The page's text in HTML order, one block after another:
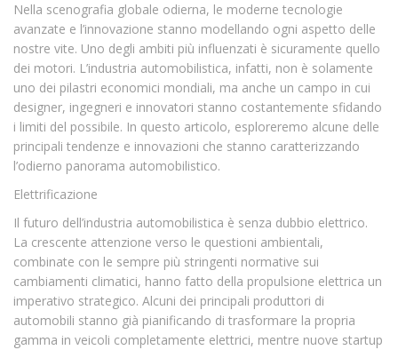
Nella scenografia globale odierna, le moderne tecnologie
avanzate e l’innovazione stanno modellando ogni aspetto delle
nostre vite. Uno degli ambiti più influenzati è sicuramente quello
dei motori. L’industria automobilistica, infatti, non è solamente
uno dei pilastri economici mondiali, ma anche un campo in cui
designer, ingegneri e innovatori stanno costantemente sfidando
i limiti del possibile. In questo articolo, esploreremo alcune delle
principali tendenze e innovazioni che stanno caratterizzando
l’odierno panorama automobilistico.
Elettrificazione
Il futuro dell’industria automobilistica è senza dubbio elettrico.
La crescente attenzione verso le questioni ambientali,
combinate con le sempre più stringenti normative sui
cambiamenti climatici, hanno fatto della propulsione elettrica un
imperativo strategico. Alcuni dei principali produttori di
automobili stanno già pianificando di trasformare la propria
gamma in veicoli completamente elettrici, mentre nuove startup